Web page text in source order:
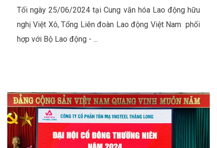
Tối ngày 25/06/2024 tại Cung văn hóa Lao động hữu
nghị Việt Xô, Tổng Liên đoàn Lao động Việt Nam phối
hợp với Bộ Lao động - ...